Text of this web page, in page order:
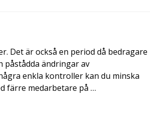
Det är också en period då bedragare
påstådda ändringar av
enkla kontroller kan du minska
färre medarbetare på …